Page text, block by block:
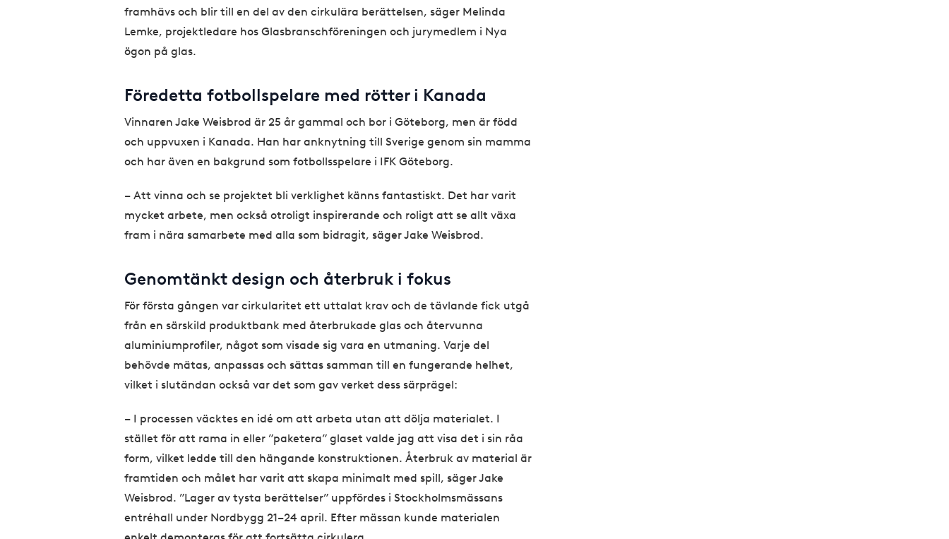
framhävs och blir till en del av den cirkulära berättelsen, säger Melinda
Lemke, projektledare hos Glasbranschföreningen och jurymedlem i Nya
ögon på glas.
Föredetta fotbollspelare med rötter i Kanada
Vinnaren Jake Weisbrod är 25 år gammal och bor i Göteborg, men är född
och uppvuxen i Kanada. Han har anknytning till Sverige genom sin mamma
och har även en bakgrund som fotbollsspelare i IFK Göteborg.
– Att vinna och se projektet bli verklighet känns fantastiskt. Det har varit
mycket arbete, men också otroligt inspirerande och roligt att se allt växa
fram i nära samarbete med alla som bidragit, säger Jake Weisbrod.
Genomtänkt design och återbruk i fokus
För första gången var cirkularitet ett uttalat krav och de tävlande fick utgå
från en särskild produktbank med återbrukade glas och återvunna
aluminiumprofiler, något som visade sig vara en utmaning. Varje del
behövde mätas, anpassas och sättas samman till en fungerande helhet,
vilket i slutändan också var det som gav verket dess särprägel:
– I processen väcktes en idé om att arbeta utan att dölja materialet. I
stället för att rama in eller ”paketera” glaset valde jag att visa det i sin råa
form, vilket ledde till den hängande konstruktionen. Återbruk av material är
framtiden och målet har varit att skapa minimalt med spill, säger Jake
Weisbrod. ”Lager av tysta berättelser” uppfördes i Stockholmsmässans
entréhall under Nordbygg 21–24 april. Efter mässan kunde materialen